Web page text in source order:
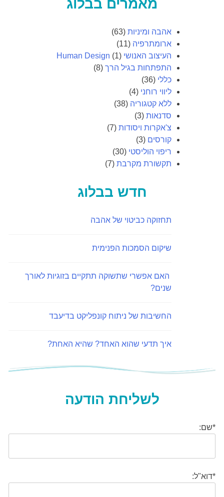
מאמרים בבלוג
אהבה ומיניות(63)
ארומתרפיה (11)
העיצוב האנושי Human Design (1)
התפתחות בגיל הרך(8)
כללי (36)
ליווי רוחני (4)
ללא קטגוריה (38)
סדנאות(3)
צ'אקרות ויסודות(7)
קורסים (3)
ריפוי הוליסטי (30)
תקשורת מקרבת(7)
חדש בבלוג
תחזוקה כביטוי של אהבה
שיקום הסמכות הפנימית
האם אפשרי שתשוקה תתקיים בזוגיות לאורך
שנים?
החשיבות של ניתוח קונפליקט בדיעבד
איך תדעי שהוא האחד? שהיא האחת?
לשליחת הודעה
*שם:
*דוא"ל: